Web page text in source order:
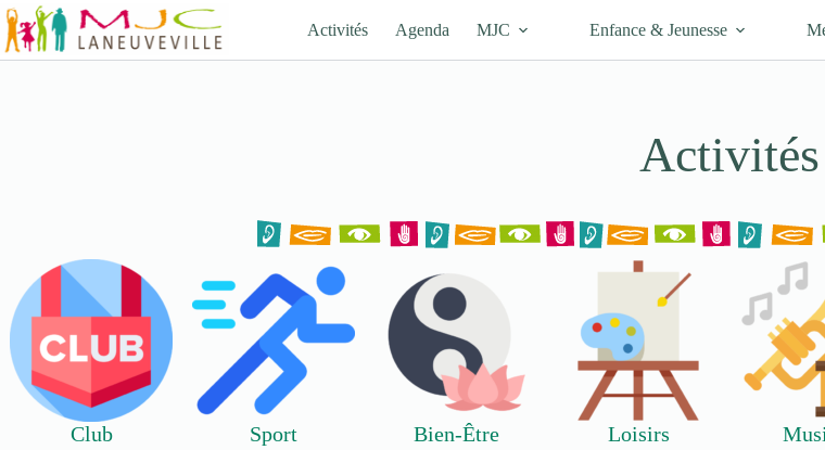
Passer
au
contenu
Activités Agenda MJC Enfance & Jeunesse
Activités
Club Sport Bien-Être Loisirs